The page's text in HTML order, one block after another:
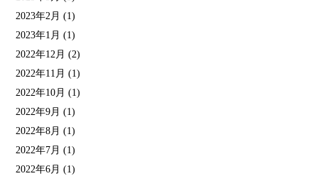
2023年2月 (1)
2023年1月 (1)
2022年12月 (2)
2022年11月 (1)
2022年10月 (1)
2022年9月 (1)
2022年8月 (1)
2022年7月 (1)
2022年6月 (1)